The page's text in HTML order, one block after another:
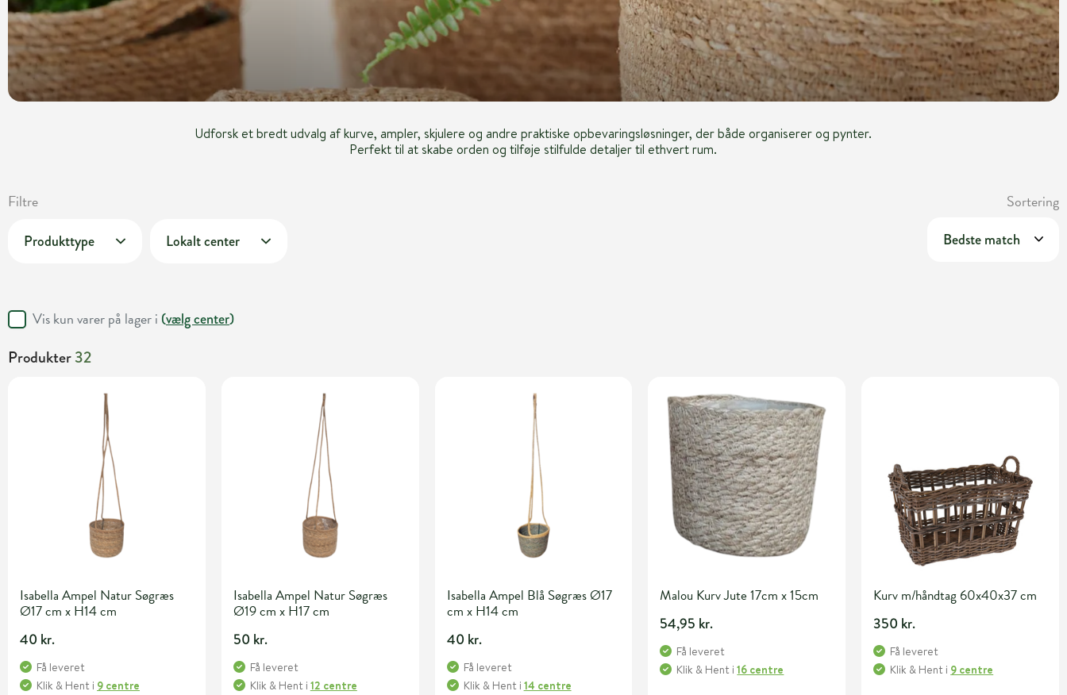
Udforsk et bredt udvalg af kurve, ampler, skjulere og andre praktiske opbevaringsløsninger, der både organiserer og pynter.
Perfekt til at skabe orden og tilføje stilfulde detaljer til ethvert rum.
Filtre Sortering
Produkttype Lokalt center
Vis kun varer på lager i (vælg center)
Produkter32
Isabella Ampel Natur Søgræs
Ø17 cm x H14 cm
40 kr.
Få leveret
Klik & Hent i 9 centre
Isabella Ampel Natur Søgræs
Ø19 cm x H17 cm
50 kr.
Få leveret
Klik & Hent i 12 centre
Isabella Ampel Blå Søgræs Ø17
cm x H14 cm
40 kr.
Få leveret
Klik & Hent i 14 centre
Malou Kurv Jute 17cm x 15cm
54,95 kr.
Få leveret
Klik & Hent i16 centre
Kurv m/håndtag 60x40x37 cm
350 kr.
Få leveret
Klik & Hent i 9 centre